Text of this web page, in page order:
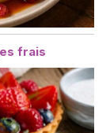
frais